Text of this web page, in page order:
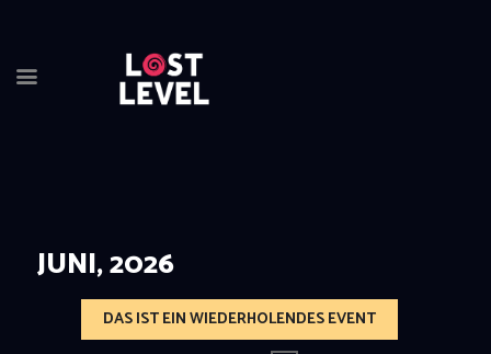
HOME
NEWS
DRINKS
JUNI, 2026
DAS IST EIN WIEDERHOLENDES EVENT